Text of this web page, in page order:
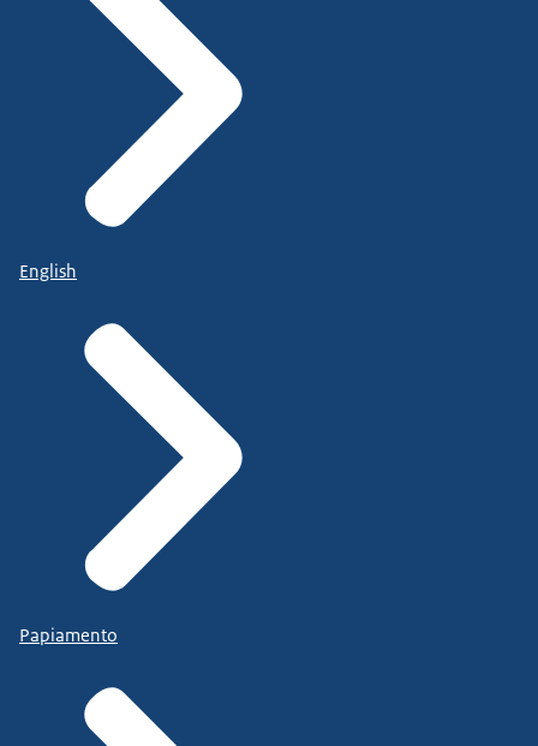
English
Papiamento